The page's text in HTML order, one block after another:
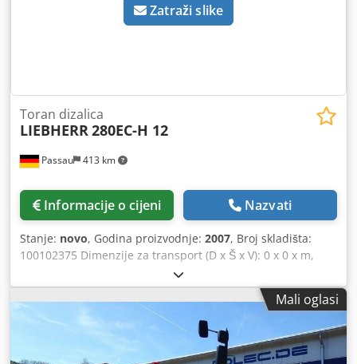
Zatraži slike
Passau 413 km
Toran dizalica
LIEBHERR280EC-H 12
Informacije o cijeni Nazvati
Stanje: novo, Godina proizvodnje: 2007, Broj skladišta:
100102375 Dimenzije za transport (D x Š x V): 0 x 0 x m,
izmjereno uključujući protuuteg Hidraulički sustav: 65 kW
Kabel za dovod električne energije: 60 m Transformator za
rasvjetu: 4,7 kVA Radiokomunikacijski sustav: HBC
Djdezkznhjpfx Agdokr Centralni sustav podmazivanja
Platforme za montažu Donji dio: širina tračnica 6,0 m
Segmenti tornja za visinu kuke od 30 m Lokacija: Nürnberg
Mali oglasi